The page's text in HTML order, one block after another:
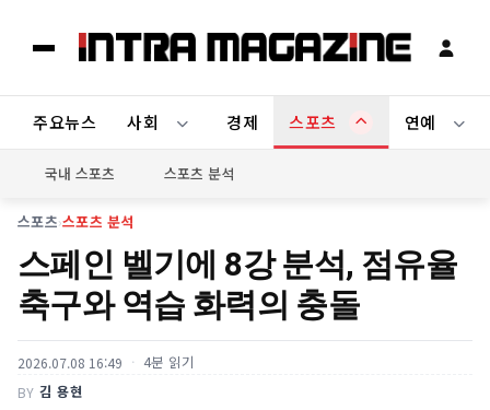
주요뉴스 사회 경제 스포츠 연예
국내 스포츠 스포츠 분석
스포츠›스포츠 분석
스페인 벨기에 8강 분석, 점유율
축구와 역습 화력의 충돌
2026.07.08 16:49 4분 읽기
BY 김 용현